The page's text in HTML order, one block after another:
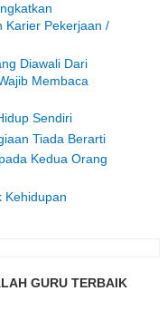
Karier Pekerjaan /
Diawali Dari
Membaca
Sendiri
Tiada Berarti
Kedua Orang
Kehidupan
GURU TERBAIK